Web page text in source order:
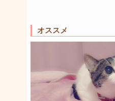
オススメ